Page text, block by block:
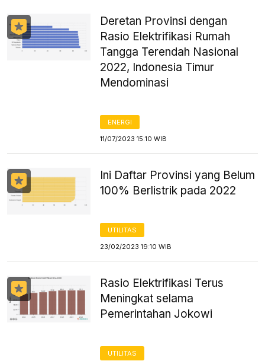
Deretan Provinsi dengan
Rasio Elektrifikasi Rumah
Tangga Terendah Nasional
2022, Indonesia Timur
Mendominasi
ENERGI
11/07/2023 15:10 WIB
Ini Daftar Provinsi yang Belum
100% Berlistrik pada 2022
UTILITAS
23/02/2023 19:10 WIB
Rasio Elektrifikasi Terus
Meningkat selama
Pemerintahan Jokowi
UTILITAS